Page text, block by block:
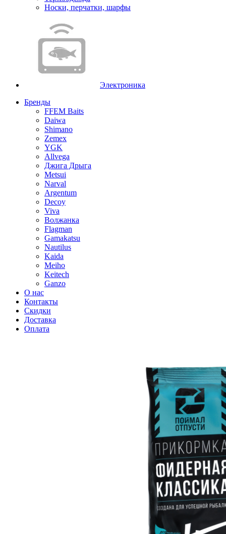
Носки, перчатки, шарфы
Электроника
Бренды
FFEM Baits
Daiwa
Shimano
Zemex
YGK
Allvega
Джига Дрыга
Metsui
Narval
Argentum
Decoy
Viva
Волжанка
Flagman
Gamakatsu
Nautilus
Kaida
Meiho
Keitech
Ganzo
О нас
Контакты
Скидки
Доставка
Оплата